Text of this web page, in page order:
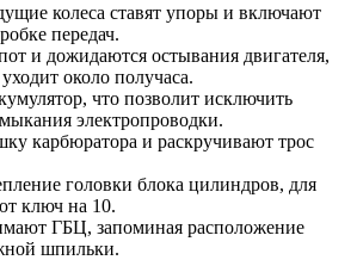
колеса ставят упоры и включают
передач.
и дожидаются остывания двигателя,
около получаса.
что позволит исключить
электропроводки.
карбюратора и раскручивают трос
головки блока цилиндров, для
ключ на 10.
ГБЦ, запоминая расположение
шпильки.